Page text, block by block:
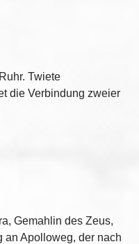
Twiete
die Verbindung zweier
Gemahlin des Zeus,
an Apolloweg, der nach